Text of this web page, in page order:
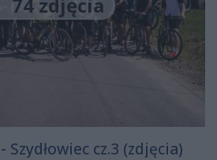
74 zdjęcia
Szydłowiec cz.3 (zdjęcia)